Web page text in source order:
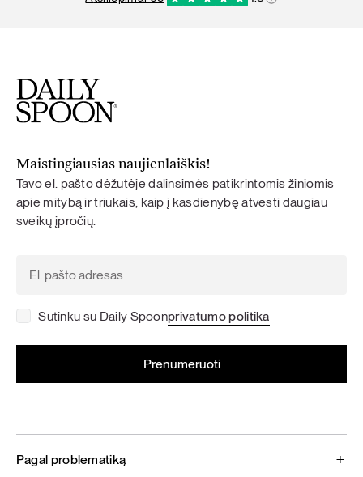
Maistingiausias naujienlaiškis!
Tavo el. pašto dėžutėje dalinsimės patikrintomis žiniomis
apie mitybą ir triukais, kaip į kasdienybę atvesti daugiau
sveikų įpročių.
Sutinku su Daily Spoonprivatumo politika
Pagal problematiką